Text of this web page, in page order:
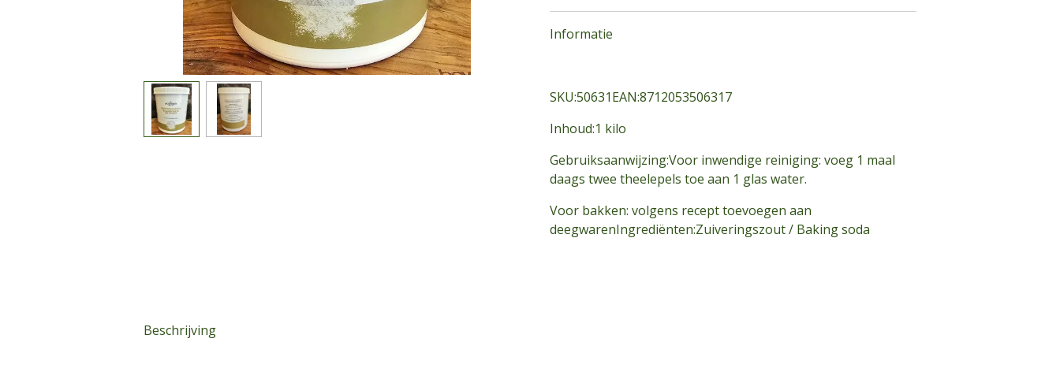
Informatie
SKU:50631EAN:8712053506317
Inhoud:1 kilo
Gebruiksaanwijzing:Voor inwendige reiniging: voeg 1 maal
daags twee theelepels toe aan 1 glas water.
Voor bakken: volgens recept toevoegen aan
deegwarenIngrediënten:Zuiveringszout / Baking soda
Beschrijving